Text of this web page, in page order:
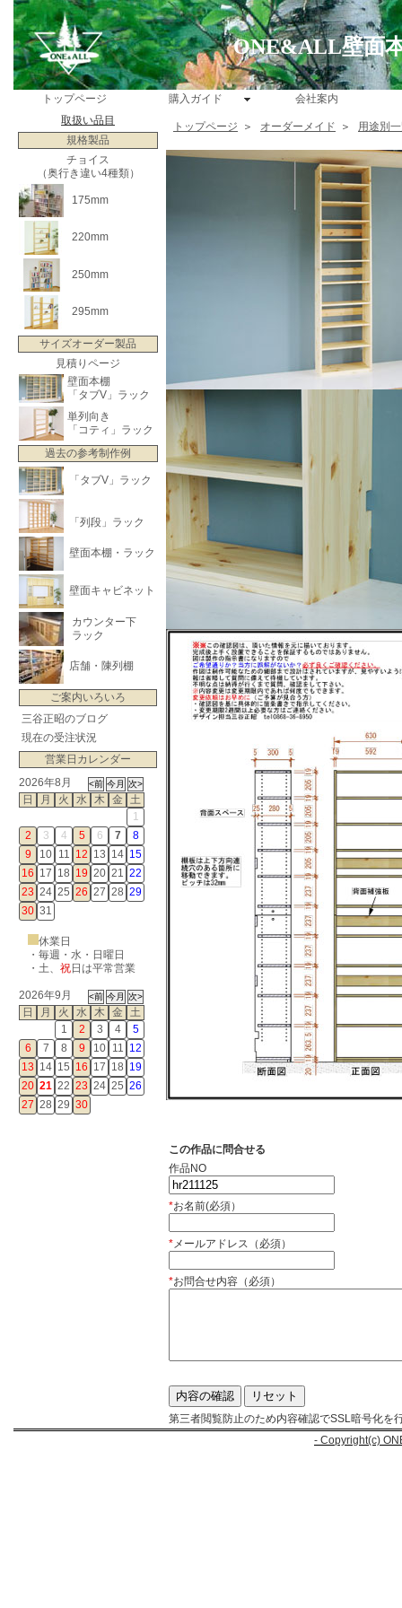
ONE&ALL壁面
トップページ 購入ガイド
会社案内
取扱い品目
規格製品
チョイス
（奥行き違い4種類）
175mm
220mm
250mm
295mm
サイズオーダー製品
見積りページ
壁面本棚
「タブV」ラック
単列向き
「コティ」ラック
過去の参考制作例
「タブV」ラック
「列段」ラック
壁面本棚・ラック
壁面キャビネット
カウンター下
ラック
店舗・陳列棚
ご案内いろいろ
三谷正昭のブログ
現在の受注状況
営業日カレンダー
2026年8月
日
月 火 水 木 金
土
1
2
3 4 5 6 7
8
9
10 11 12 13 14 15
16 17 18 19 20 21 22
23 24 25 26 27 28 29
30 31
休業日
・毎週・水・日曜日
・ 土、 祝日は平常営業
2026年9月
日
月 火 水 木 金
土
1
2 3 4
5
6
7 8 9 10 11 12
13 14 15 16 17 18 19
20 21 22 23 24 25 26
27 28 29 30
トップページ ＞ オーダーメイド ＞ 用途別
この作品に問合せる
作品NO
*お名前(必須）
*メールアドレス（必須）
*お問合せ内容（必須）
第三者閲覧防止のため内容確認でSSL暗号化を
- Copyright(c)